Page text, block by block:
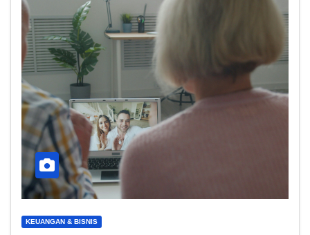
KEUANGAN & BISNIS